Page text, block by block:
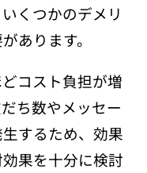
くつかのデメリ
あります。
コスト負担が増
ち数やメッセー
するため、効果
果を十分に検討